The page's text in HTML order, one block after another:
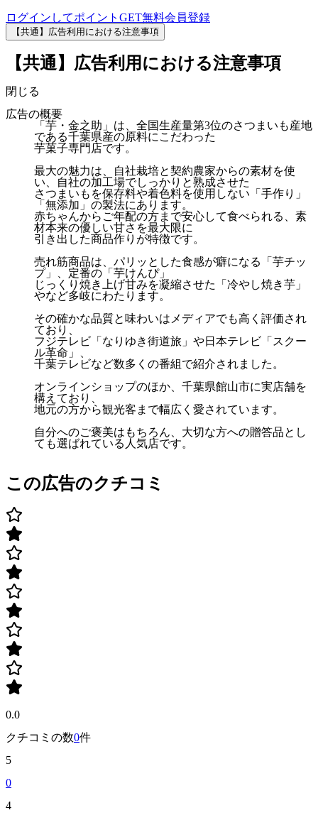
ログインしてポイントGET無料会員登録
【共通】広告利用における注意事項
【共通】広告利用における注意事項
閉じる
広告の概要
「芋・金之助」は、全国生産量第3位のさつまいも産地
である千葉県産の原料にこだわった
芋菓子専門店です。
最大の魅力は、自社栽培と契約農家からの素材を使
い、自社の加工場でしっかりと熟成させた
さつまいもを保存料や着色料を使用しない「手作り」
「無添加」の製法にあります。
赤ちゃんからご年配の方まで安心して食べられる、素
材本来の優しい甘さを最大限に
引き出した商品作りが特徴です。
売れ筋商品は、パリッとした食感が癖になる「芋チッ
プ」、定番の「芋けんぴ」
じっくり焼き上げ甘みを凝縮させた「冷やし焼き芋」
やなど多岐にわたります。
その確かな品質と味わいはメディアでも高く評価され
ており、
フジテレビ「なりゆき街道旅」や日本テレビ「スクー
ル革命」、
千葉テレビなど数多くの番組で紹介されました。
オンラインショップのほか、千葉県館山市に実店舗を
構えており、
地元の方から観光客まで幅広く愛されています。
自分へのご褒美はもちろん、大切な方への贈答品とし
ても選ばれている人気店です。
この広告のクチコミ
0.0
クチコミの数0件
5
0
4